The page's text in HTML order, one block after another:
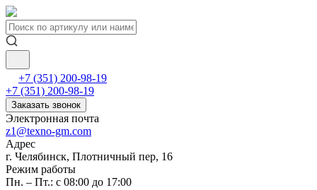
+7 (351) 200-98-19
+7 (351) 200-98-19
Заказать звонок
Электронная почта
z1@texno-gm.com
Адрес
г. Челябинск, Плотничный пер, 16
Режим работы
Пн. – Пт.: с 08:00 до 17:00